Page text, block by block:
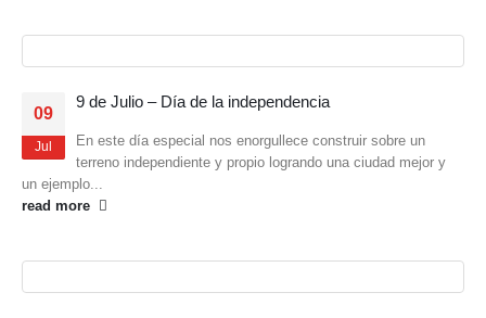
09
Jul
9 de Julio – Día de la independencia
En este día especial nos enorgullece construir sobre un
terreno independiente y propio logrando una ciudad mejor y
un ejemplo...
read more